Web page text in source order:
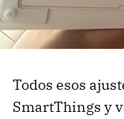
Todos esos
SmartThings y